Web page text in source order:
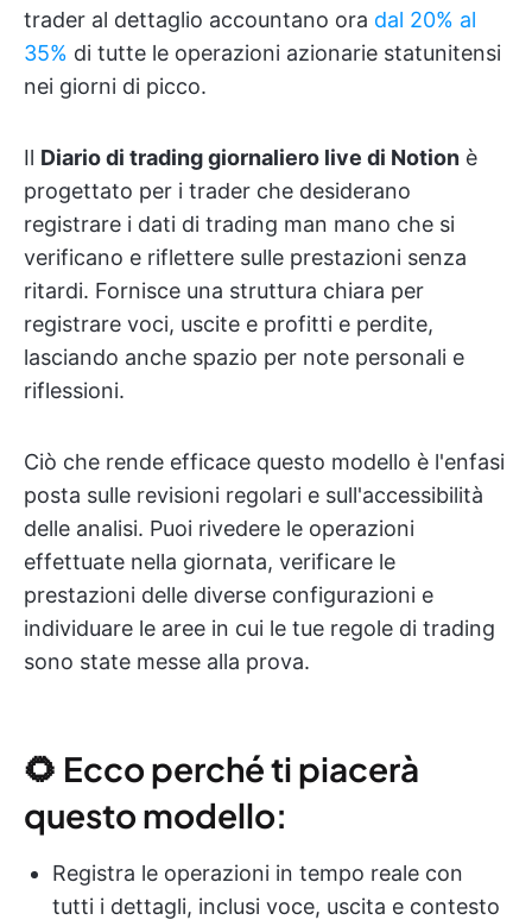
trader al dettaglio accountano ora dal 20% al
35% di tutte le operazioni azionarie statunitensi
nei giorni di picco.
Il Diario di trading giornaliero live di Notion è
progettato per i trader che desiderano
registrare i dati di trading man mano che si
verificano e riflettere sulle prestazioni senza
ritardi. Fornisce una struttura chiara per
registrare voci, uscite e profitti e perdite,
lasciando anche spazio per note personali e
riflessioni.
Ciò che rende efficace questo modello è l'enfasi
posta sulle revisioni regolari e sull'accessibilità
delle analisi. Puoi rivedere le operazioni
effettuate nella giornata, verificare le
prestazioni delle diverse configurazioni e
individuare le aree in cui le tue regole di trading
sono state messe alla prova.
🌻 Ecco perché ti piacerà
questo modello:
Registra le operazioni in tempo reale con
tutti i dettagli, inclusi voce, uscita e contesto